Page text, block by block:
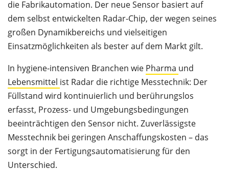
die Fabrikautomation. Der neue Sensor basiert auf
dem selbst entwickelten Radar-Chip, der wegen seines
großen Dynamikbereichs und vielseitigen
Einsatzmöglichkeiten als bester auf dem Markt gilt.
In hygiene-intensiven Branchen wie Pharma und
Lebensmittel ist Radar die richtige Messtechnik: Der
Füllstand wird kontinuierlich und berührungslos
erfasst, Prozess- und Umgebungsbedingungen
beeinträchtigen den Sensor nicht. Zuverlässigste
Messtechnik bei geringen Anschaffungskosten – das
sorgt in der Fertigungsautomatisierung für den
Unterschied.